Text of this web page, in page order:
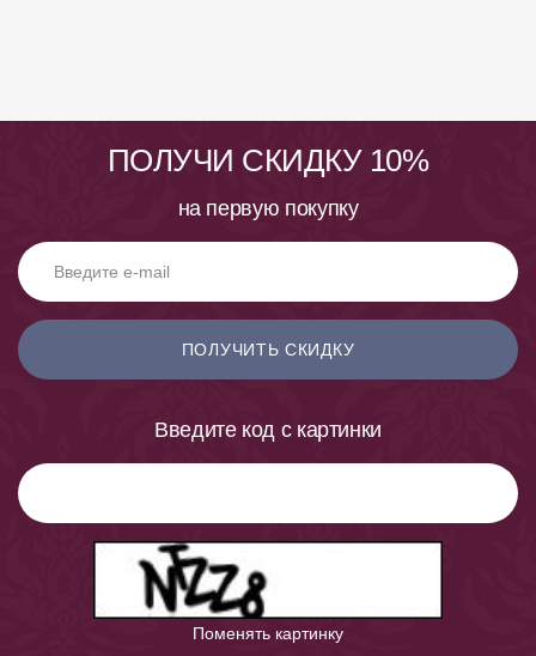
ПОЛУЧИ СКИДКУ 10%
на первую покупку
ПОЛУЧИТЬ СКИДКУ
Введите код с картинки
Поменять картинку